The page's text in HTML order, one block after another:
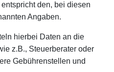
den, bei diesen
Angaben.
hierbei Daten an die
z.B., Steuerberater oder
Gebührenstellen und